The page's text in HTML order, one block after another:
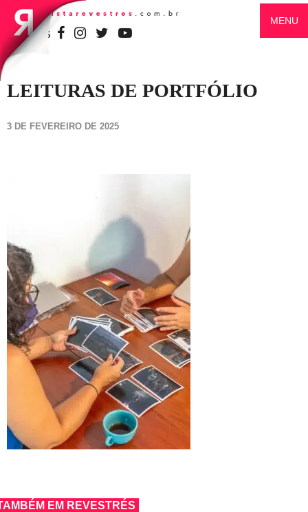
SIGA-NOS
MENU
LEITURAS DE PORTFÓLIO
3 DE FEVEREIRO DE 2025
EM REVESTRÉS